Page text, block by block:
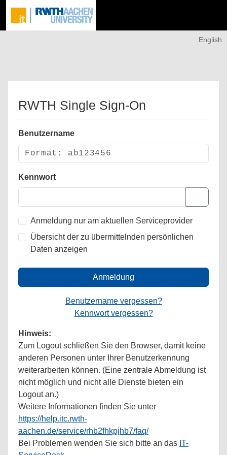
English
RWTH Single Sign-On
Benutzername
Kennwort
Anmeldung nur am aktuellen Serviceprovider
Übersicht der zu übermittelnden persönlichen
Daten anzeigen
Anmeldung
Benutzername vergessen?
Kennwort vergessen?
Hinweis:
Zum Logout schließen Sie den Browser, damit keine
anderen Personen unter Ihrer Benutzerkennung
weiterarbeiten können. (Eine zentrale Abmeldung ist
nicht möglich und nicht alle Dienste bieten ein
Logout an.)
Weitere Informationen finden Sie unter
https://help.itc.rwth-
aachen.de/service/rhb2fhkpjhb7/faq/
Bei Problemen wenden Sie sich bitte an das IT-